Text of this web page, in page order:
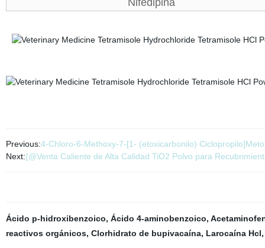
Nifedipina
Previous:4-Chloro-6-Methoxy-7-[1- (etoxicarbonilo)
Next:{@Venta Caliente de Alta Calidad TiO2 Polvo para
Ácido p-hidroxibenzoico, Ácido 4-aminobenzoico,
reactivos orgánicos, Clorhidrato de bupivacaína, Larocaína Hcl